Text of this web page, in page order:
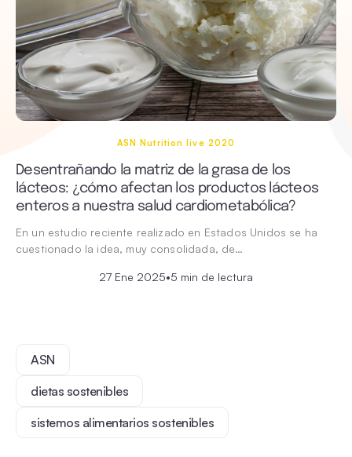
ASN Nutrition live 2020
Desentrañando la matriz de la grasa de los
lácteos: ¿cómo afectan los productos lácteos
enteros a nuestra salud cardiometabólica?
En un estudio reciente realizado en Estados Unidos se ha
cuestionado la idea, muy consolidada, de…
27 Ene 2025•5 min de lectura
ASN
dietas sostenibles
sistemos alimentarios sostenibles